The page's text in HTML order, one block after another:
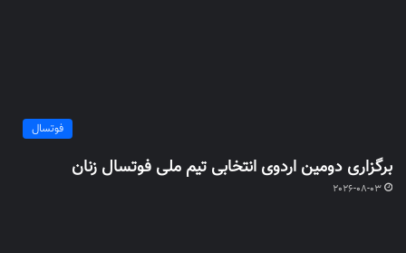
فوتسال
برگزاری دومین اردوی انتخابی تیم ملی فوتسال زنان
2026-08-03